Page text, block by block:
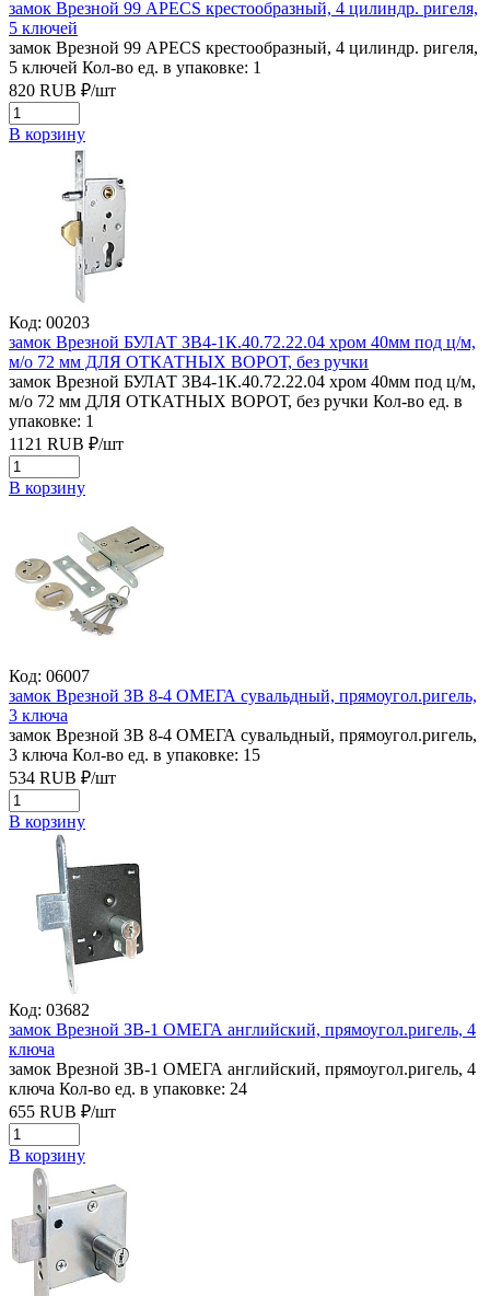
замок Врезной 99 APECS крестообразный, 4 цилиндр. ригеля,
5 ключей
замок Врезной 99 APECS крестообразный, 4 цилиндр. ригеля,
5 ключей Кол-во ед. в упаковке: 1
820 RUB ₽/шт
В корзину
Код: 00203
замок Врезной БУЛАТ ЗВ4-1К.40.72.22.04 хром 40мм под ц/м,
м/о 72 мм ДЛЯ ОТКАТНЫХ ВОРОТ, без ручки
замок Врезной БУЛАТ ЗВ4-1К.40.72.22.04 хром 40мм под ц/м,
м/о 72 мм ДЛЯ ОТКАТНЫХ ВОРОТ, без ручки Кол-во ед. в
упаковке: 1
1121 RUB ₽/шт
В корзину
Код: 06007
замок Врезной ЗВ 8-4 ОМЕГА сувальдный, прямоугол.ригель,
3 ключа
замок Врезной ЗВ 8-4 ОМЕГА сувальдный, прямоугол.ригель,
3 ключа Кол-во ед. в упаковке: 15
534 RUB ₽/шт
В корзину
Код: 03682
замок Врезной ЗВ-1 ОМЕГА английский, прямоугол.ригель, 4
ключа
замок Врезной ЗВ-1 ОМЕГА английский, прямоугол.ригель, 4
ключа Кол-во ед. в упаковке: 24
655 RUB ₽/шт
В корзину